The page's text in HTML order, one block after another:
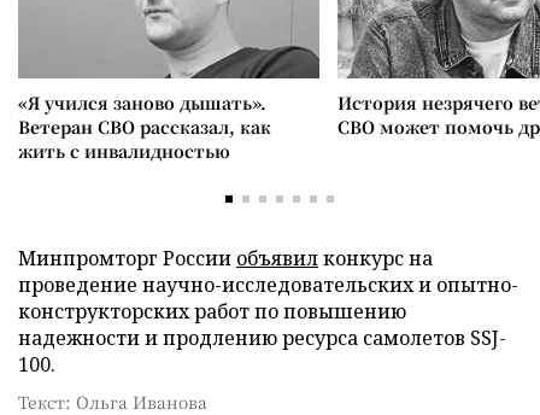
«Я учился заново дышать».
Ветеран СВО рассказал, как
жить с инвалидностью
История незрячего
СВО может помочь
Минпромторг России объявилконкурс на
проведение научно-исследовательских и опытно-
конструкторских работ по повышению
надежности и продлению ресурса самолетов SSJ-
100.
Текст: Ольга Иванова